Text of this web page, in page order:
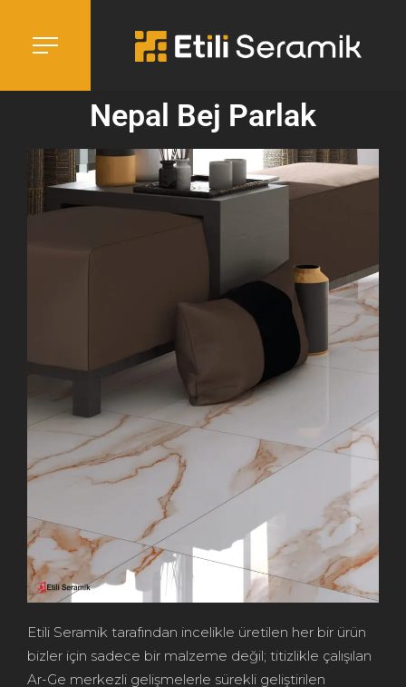
Nepal Bej Parlak
Etili Seramik tarafından incelikle üretilen her bir ürün
bizler için sadece bir malzeme değil; titizlikle çalışılan
Ar-Ge merkezli gelişmelerle sürekli geliştirilen